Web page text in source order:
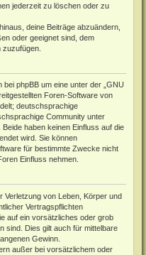
jederzeit zu löschen oder zu
deine Beiträge abzuändern,
oder geeignet sind, dem
phpBB um eine unter der „GNU
Foren-Software von
deutschsprachige
Community unter
haben keinen Einfluss auf die
wird. Sie können
für bestimmte Zwecke nicht
Einfluss nehmen.
Verletzung von Leben, Körper und
Vertragspflichten
auf ein vorsätzliches oder grob
sind. Dies gilt auch für mittelbare
Gewinn.
außer bei vorsätzlichem oder